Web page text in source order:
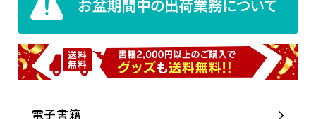
電子書籍